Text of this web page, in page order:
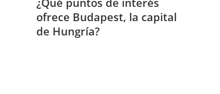
ofrece Budapest, la capital
de Hungría?